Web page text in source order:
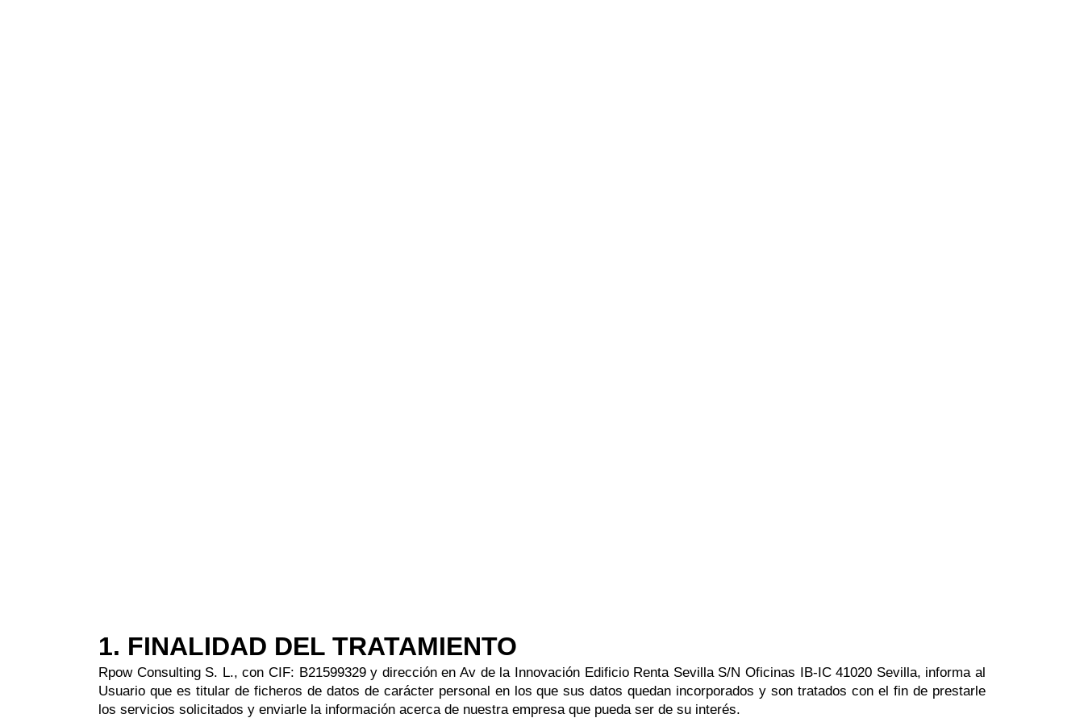
1. FINALIDAD DEL TRATAMIENTO
Rpow Consulting S. L., con CIF: B21599329 y dirección en Av de la Innovación Edificio Renta Sevilla S/N Oficinas IB-IC 41020 Sevilla, informa al
Usuario que es titular de ficheros de datos de carácter personal en los que sus datos quedan incorporados y son tratados con el fin de prestarle
los servicios solicitados y enviarle la información acerca de nuestra empresa que pueda ser de su interés.